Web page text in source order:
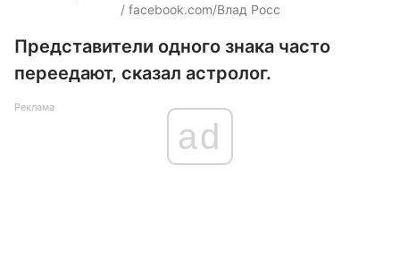
/ facebook.com/Влад Росс
Представители одного знака часто
переедают, сказал астролог.
Реклама
ad